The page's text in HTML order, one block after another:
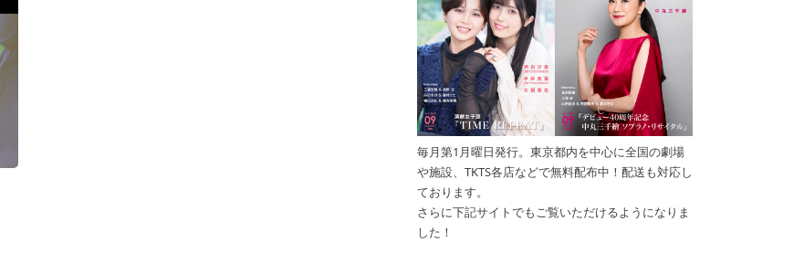
毎月第1月曜日発行。東京都内を中心に全国の劇場
や施設、TKTS各店などで無料配布中！配送も対応し
ております。
さらに下記サイトでもご覧いただけるようになりま
した！